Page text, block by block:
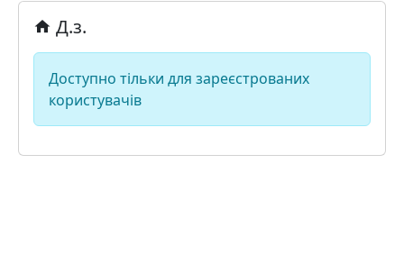
Д.з.
Доступно тільки для зареєстрованих
користувачів